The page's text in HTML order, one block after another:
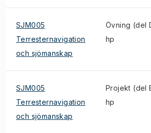
SJM005
Terresternavigation
och sjömanskap
Övning (del
hp
SJM005
Terresternavigation
och sjömanskap
Projekt (del
hp